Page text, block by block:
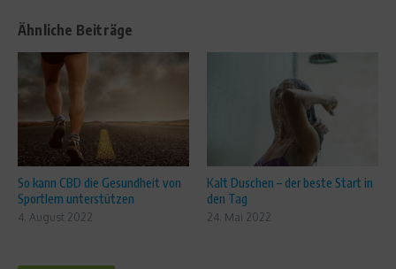
Ähnliche Beiträge
So kann CBD die Gesundheit von
Sportlern unterstützen
4. August 2022
Kalt Duschen – der beste Start in
den Tag
24. Mai 2022